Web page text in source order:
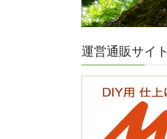
運営通販サイト